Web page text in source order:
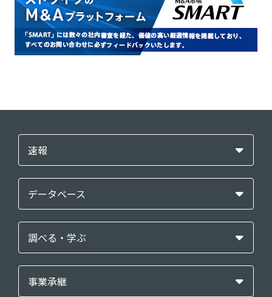
速報
データベース
調べる・学ぶ
事業承継